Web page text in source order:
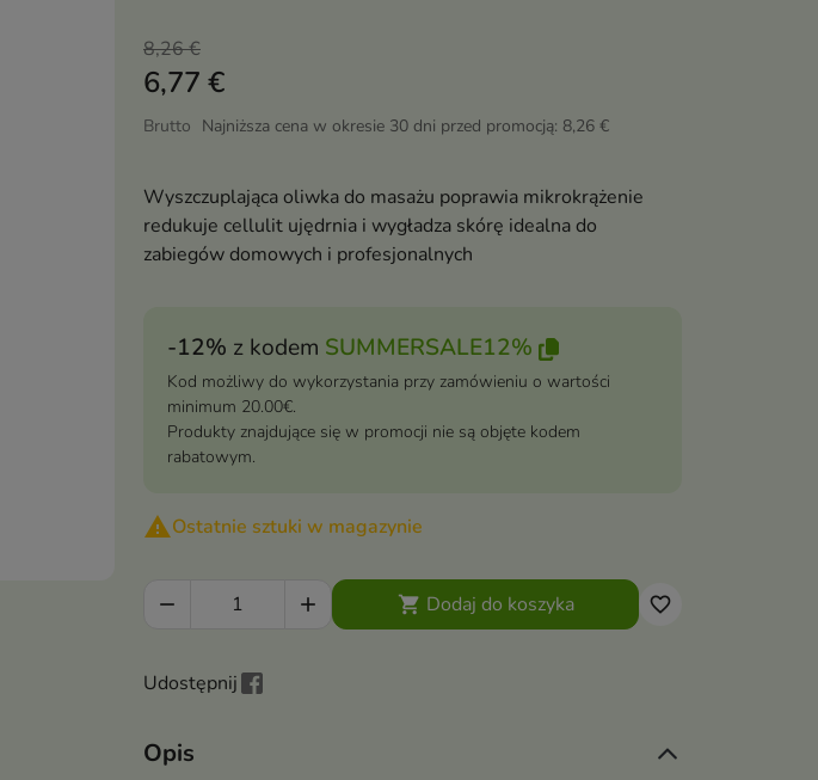
8,26 €
6,77 €
Brutto Najniższa cena w okresie 30 dni przed promocją: 8,26 €
Wyszczuplająca oliwka do masażu poprawia mikrokrążenie
redukuje cellulit ujędrnia i wygładza skórę idealna do
zabiegów domowych i profesjonalnych
-12% z kodem SUMMERSALE12%
Kod możliwy do wykorzystania przy zamówieniu o wartości
minimum 20.00€.
Produkty znajdujące się w promocji nie są objęte kodem
rabatowym.
Ostatnie sztuki w magazynie
   Dodaj do koszyka favorite_border
Udostępnij
Opis